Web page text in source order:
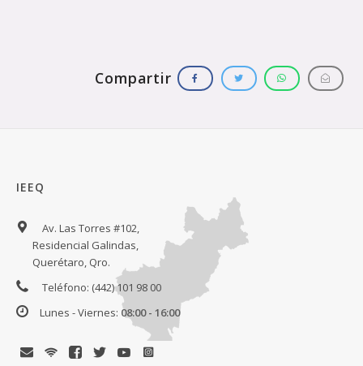
IEEQ
Av. Las Torres #102,
Residencial Galindas,
Querétaro, Qro.
Teléfono: (442) 101 98 00
Lunes - Viernes: 08:00 - 16:00